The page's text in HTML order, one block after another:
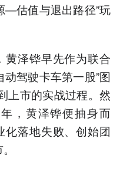
早期投资
成，仅供
—估值与退出路径”玩
黄泽铧早先作为联合
驾驶卡车第一股”图
上市的实战过程。然
，黄泽铧便抽身而
落地失败、创始团